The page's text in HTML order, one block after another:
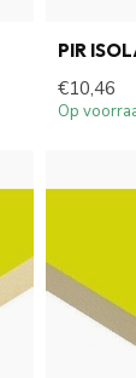
PIR
€10,46
Op